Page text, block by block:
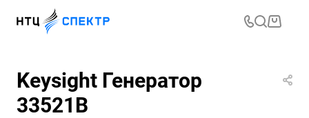
Keysight Генератор
33521B